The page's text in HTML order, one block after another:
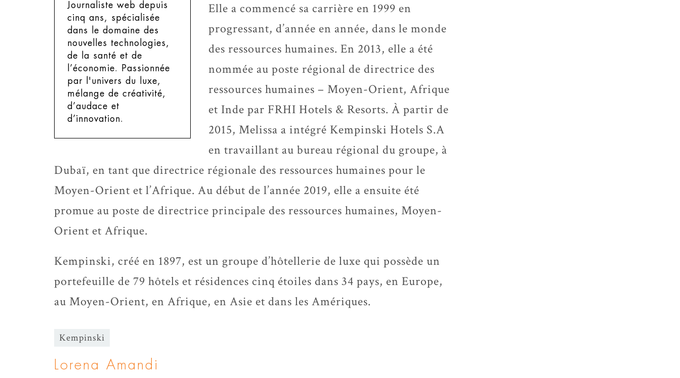
Journaliste web depuis
cinq ans, spécialisée
dans le domaine des
nouvelles technologies,
de la santé et de
l’économie. Passionnée
par l'univers du luxe,
mélange de créativité,
d’audace et
d’innovation.
Elle a commencé sa carrière en 1999 en
progressant, d’année en année, dans le monde
des ressources humaines. En 2013, elle a été
nommée au poste régional de directrice des
ressources humaines – Moyen-Orient, Afrique
et Inde par FRHI Hotels & Resorts. À partir de
2015, Melissa a intégré Kempinski Hotels S.A
en travaillant au bureau régional du groupe, à
Dubaï, en tant que directrice régionale des ressources humaines pour le
Moyen-Orient et l’Afrique. Au début de l’année 2019, elle a ensuite été
promue au poste de directrice principale des ressources humaines, Moyen-
Orient et Afrique.
Kempinski, créé en 1897, est un groupe d’hôtellerie de luxe qui possède un
portefeuille de 79 hôtels et résidences cinq étoiles dans 34 pays, en Europe,
au Moyen-Orient, en Afrique, en Asie et dans les Amériques.
Kempinski
Lorena Amandi